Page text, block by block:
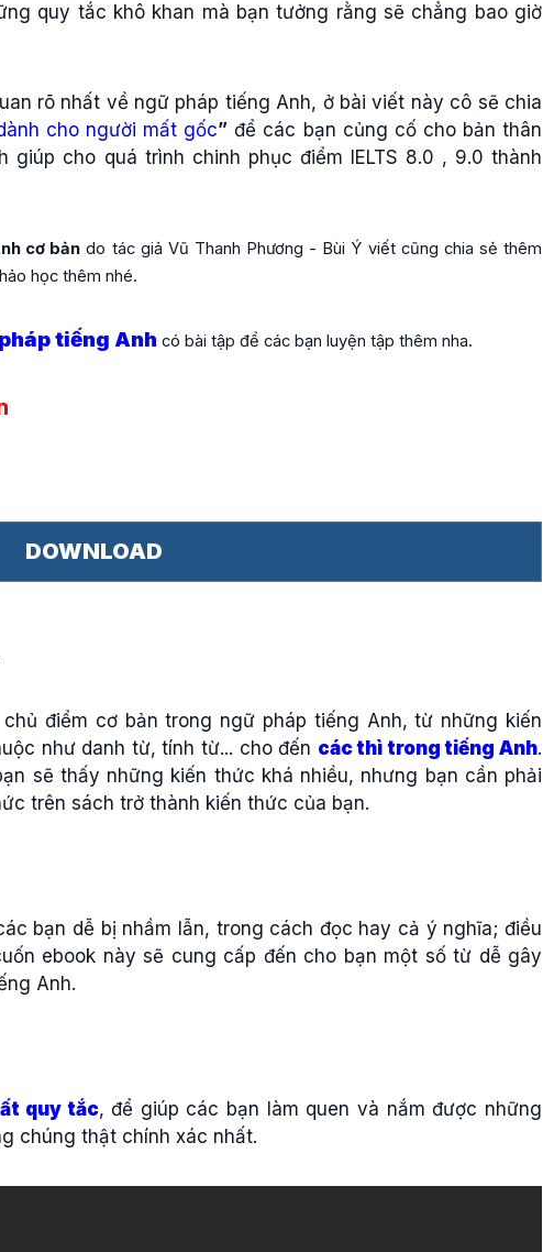
quy tắc khô khan mà bạn tưởng rằng sẽ chẳng bao giờ
rõ nhất về ngữ pháp tiếng Anh, ở bài viết này cô sẽ chia
cho người mất gốc” để các bạn củng cố cho bản thân
cho quá trình chinh phục điểm IELTS 8.0 , 9.0 thành
cơ bản do tác giả Vũ Thanh Phương - Bùi Ý viết cũng chia sẻ thêm
học thêm nhé.
tiếng Anh có bài tập để các bạn luyện tập thêm nha.
DOWNLOAD
điểm cơ bản trong ngữ pháp tiếng Anh, từ những kiến
như danh từ, tính từ... cho đến các thì trong tiếng Anh.
sẽ thấy những kiến thức khá nhiều, nhưng bạn cần phải
trên sách trở thành kiến thức của bạn.
bạn dễ bị nhầm lẫn, trong cách đọc hay cả ý nghĩa; điều
ebook này sẽ cung cấp đến cho bạn một số từ dễ gây
Anh.
quy tắc, để giúp các bạn làm quen và nắm được những
chúng thật chính xác nhất.